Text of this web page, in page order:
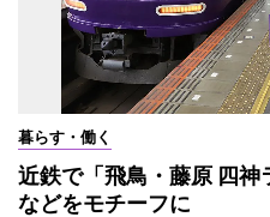
暮らす・働く
近鉄で「飛鳥・藤原 四
などをモチーフに